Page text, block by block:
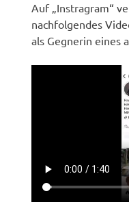
Auf „Instragram“
nachfolgendes
als Gegnerin eines